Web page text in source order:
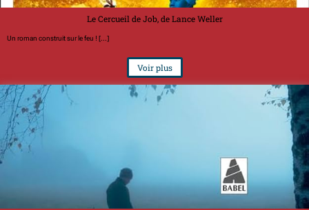
Le Cercueil de Job, de Lance Weller
Un roman construit sur le feu ! [...]
Voir plus